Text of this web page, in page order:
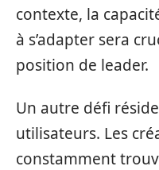
contexte, la
à s’adapter sera
position de leader.
Un autre défi
utilisateurs. Les
constamment